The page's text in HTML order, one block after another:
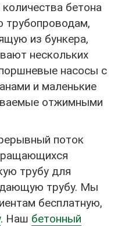
бетона
трубопроводам,
из бункера,
нескольких
насосы с
и маленькие
отжимными
поток
трубу для
трубу. Мы
бесплатную,
. Наш бетонный